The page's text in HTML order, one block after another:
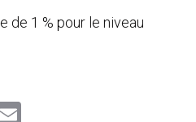
de 1 % pour le niveau